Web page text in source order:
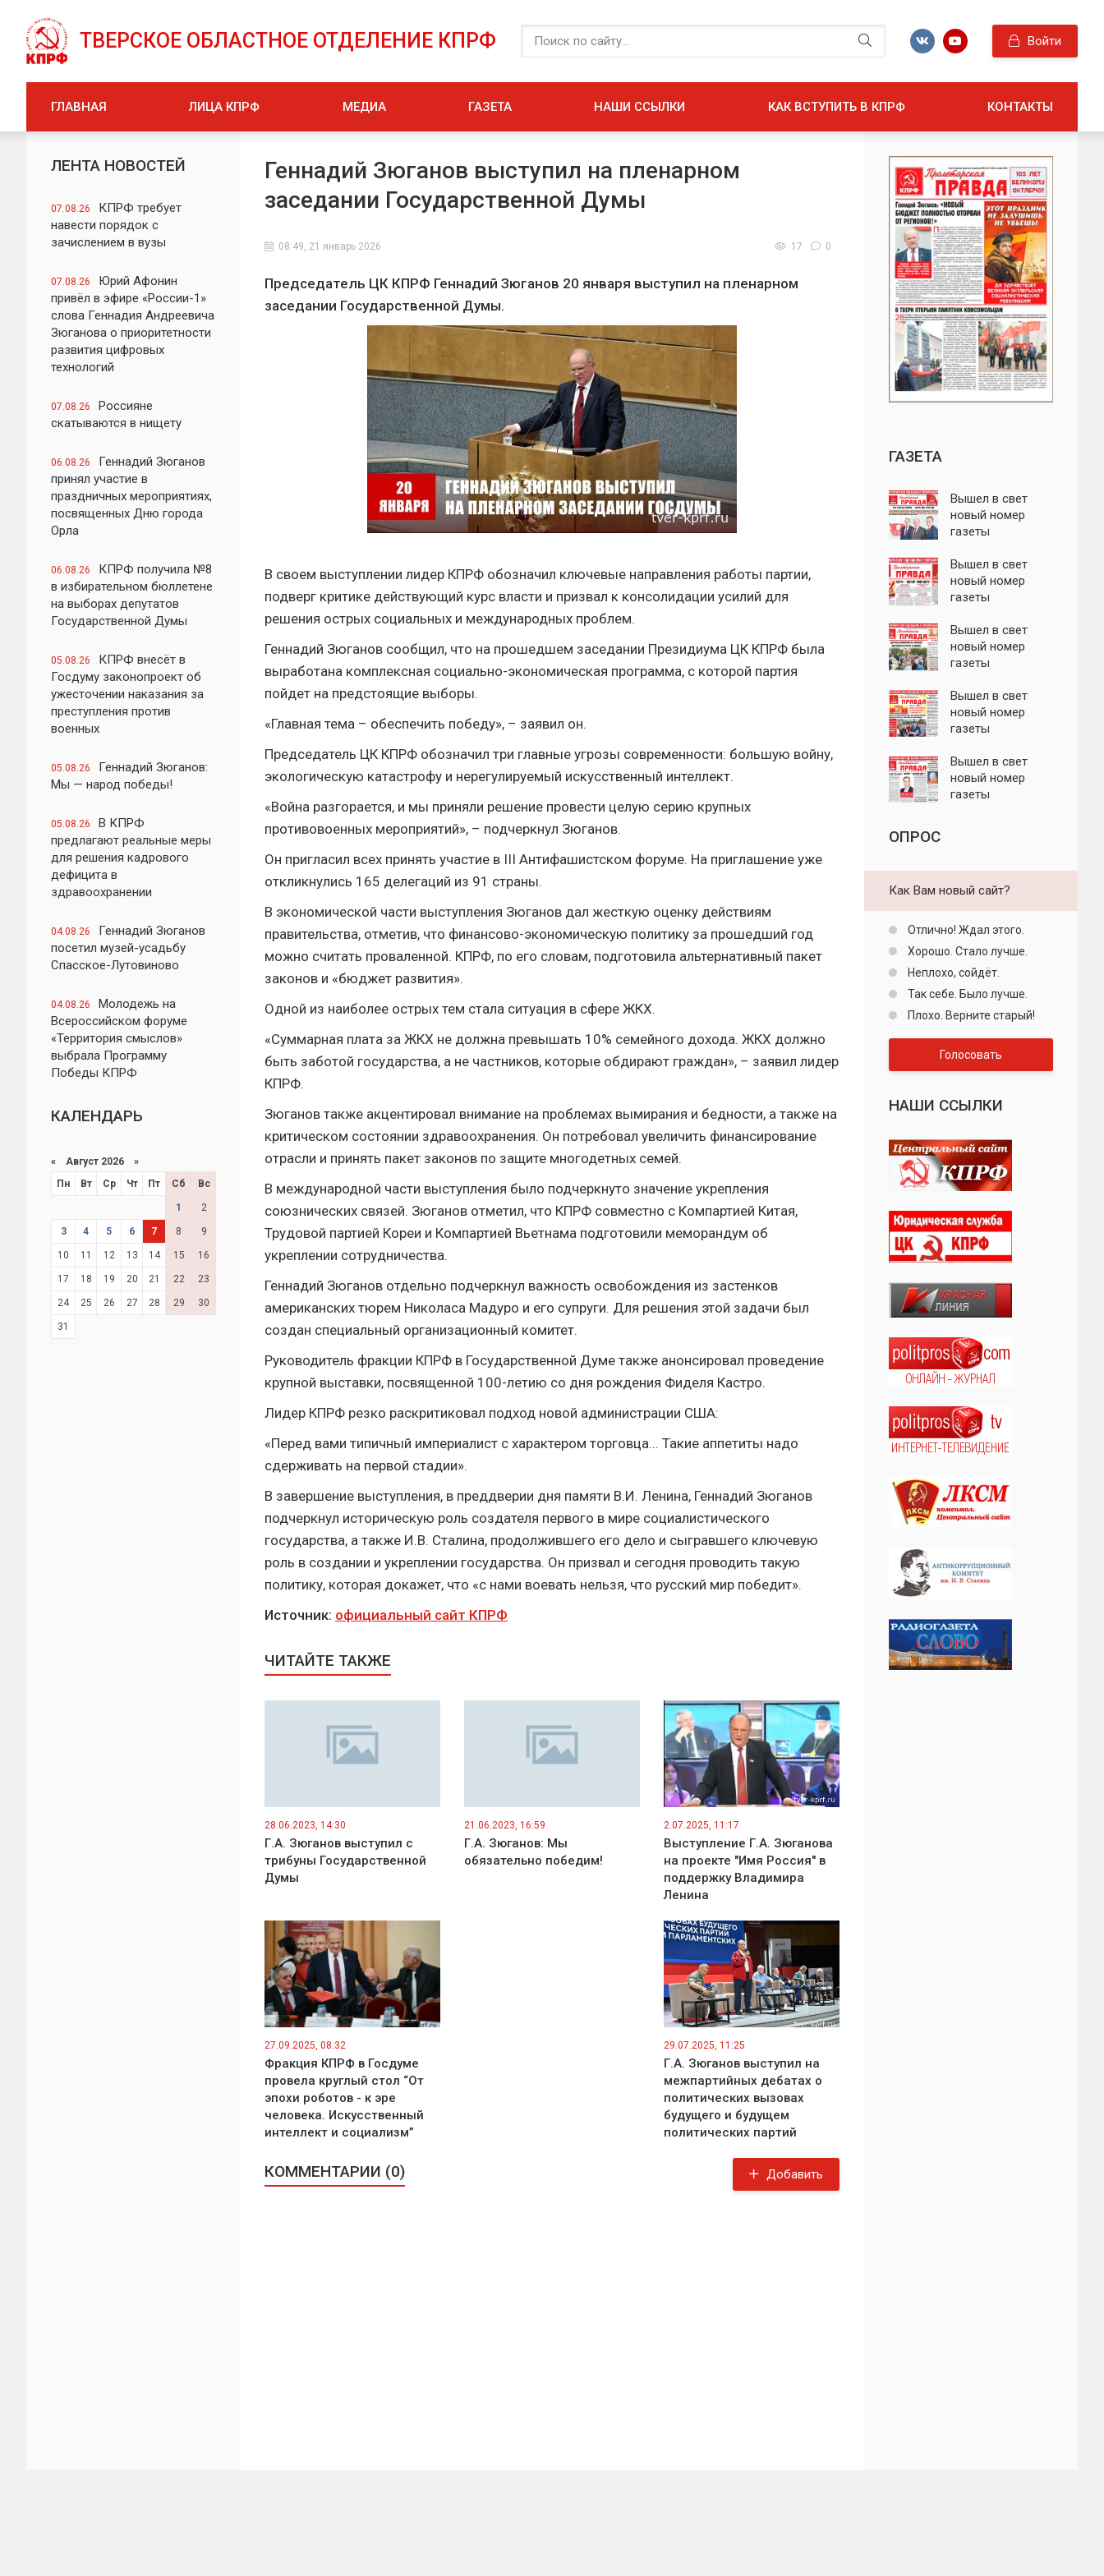
ТВЕРСКОЕ ОБЛАСТНОЕ ОТДЕЛЕНИЕ КПРФ Войти
ГЛАВНАЯ ЛИЦА КПРФ МЕДИА ГАЗЕТА НАШИ ССЫЛКИ КАК ВСТУПИТЬ В КПРФ КОНТАКТЫ
ЛЕНТА НОВОСТЕЙ
07.08.26
КПРФ требует
навести порядок с
зачислением в вузы
07.08.26
Юрий Афонин
привёл в эфире «России-1»
слова Геннадия Андреевича
Зюганова о приоритетности
развития цифровых
технологий
07.08.26
Россияне
скатываются в нищету
06.08.26
Геннадий Зюганов
принял участие в
праздничных мероприятиях,
посвященных Дню города
Орла
06.08.26
КПРФ получила №8
в избирательном бюллетене
на выборах депутатов
Государственной Думы
05.08.26
КПРФ внесёт в
Госдуму законопроект об
ужесточении наказания за
преступления против
военных
05.08.26
Геннадий Зюганов:
Мы — народ победы!
05.08.26
В КПРФ
предлагают реальные меры
для решения кадрового
дефицита в
здравоохранении
04.08.26
Геннадий Зюганов
посетил музей-усадьбу
Спасское-Лутовиново
04.08.26
Молодежь на
Всероссийском форуме
«Территория смыслов»
выбрала Программу
Победы КПРФ
КАЛЕНДАРЬ
« Август 2026 »
Пн
Вт Ср Чт Пт Сб Вс
1 2
3 4 5 6 7 8 9
10 11 12 13 14 15 16
17 18 19 20 21 22 23
24 25 26 27 28 29 30
31
Геннадий Зюганов выступил на пленарном
заседании Государственной Думы
08:49, 21 январь 2026 17 0
Председатель ЦК КПРФ Геннадий Зюганов 20 января выступил на пленарном
заседании Государственной Думы.
В своем выступлении лидер КПРФ обозначил ключевые направления работы партии,
подверг критике действующий курс власти и призвал к консолидации усилий для
решения острых социальных и международных проблем.
Геннадий Зюганов сообщил, что на прошедшем заседании Президиума ЦК КПРФ была
выработана комплексная социально-экономическая программа, с которой партия
пойдет на предстоящие выборы.
«Главная тема – обеспечить победу», – заявил он.
Председатель ЦК КПРФ обозначил три главные угрозы современности: большую войну,
экологическую катастрофу и нерегулируемый искусственный интеллект.
«Война разгорается, и мы приняли решение провести целую серию крупных
противовоенных мероприятий», – подчеркнул Зюганов.
Он пригласил всех принять участие в III Антифашистском форуме. На приглашение уже
откликнулись 165 делегаций из 91 страны.
В экономической части выступления Зюганов дал жесткую оценку действиям
правительства, отметив, что финансово-экономическую политику за прошедший год
можно считать проваленной. КПРФ, по его словам, подготовила альтернативный пакет
законов и «бюджет развития».
Одной из наиболее острых тем стала ситуация в сфере ЖКХ.
«Суммарная плата за ЖКХ не должна превышать 10% семейного дохода. ЖКХ должно
быть заботой государства, а не частников, которые обдирают граждан», – заявил лидер
КПРФ.
Зюганов также акцентировал внимание на проблемах вымирания и бедности, а также на
критическом состоянии здравоохранения. Он потребовал увеличить финансирование
отрасли и принять пакет законов по защите многодетных семей.
В международной части выступления было подчеркнуто значение укрепления
союзнических связей. Зюганов отметил, что КПРФ совместно с Компартией Китая,
Трудовой партией Кореи и Компартией Вьетнама подготовили меморандум об
укреплении сотрудничества.
Геннадий Зюганов отдельно подчеркнул важность освобождения из застенков
американских тюрем Николаса Мадуро и его супруги. Для решения этой задачи был
создан специальный организационный комитет.
Руководитель фракции КПРФ в Государственной Думе также анонсировал проведение
крупной выставки, посвященной 100-летию со дня рождения Фиделя Кастро.
Лидер КПРФ резко раскритиковал подход новой администрации США:
«Перед вами типичный империалист с характером торговца... Такие аппетиты надо
сдерживать на первой стадии».
В завершение выступления, в преддверии дня памяти В.И. Ленина, Геннадий Зюганов
подчеркнул историческую роль создателя первого в мире социалистического
государства, а также И.В. Сталина, продолжившего его дело и сыгравшего ключевую
роль в создании и укреплении государства. Он призвал и сегодня проводить такую
политику, которая докажет, что «с нами воевать нельзя, что русский мир победит».
Источник: официальный сайт КПРФ
ЧИТАЙТЕ ТАКЖЕ
28.06.2023, 14:30
Г.А. Зюганов выступил с
трибуны Государственной
Думы
21.06.2023, 16:59
Г.А. Зюганов: Мы
обязательно победим!
2.07.2025, 11:17
Выступление Г.А. Зюганова
на проекте "Имя Россия" в
поддержку Владимира
Ленина
27.09.2025, 08:32
Фракция КПРФ в Госдуме
провела круглый стол “От
эпохи роботов - к эре
человека. Искусственный
интеллект и социализм”
29.07.2025, 11:25
Г.А. Зюганов выступил на
межпартийных дебатах о
политических вызовах
будущего и будущем
политических партий
КОММЕНТАРИИ (0) Добавить
ГАЗЕТА
Вышел в свет
новый номер
газеты
правда"
Вышел в свет
новый номер
газеты
правда"
Вышел в свет
новый номер
газеты
правда"
Вышел в свет
новый номер
газеты
правда"
Вышел в свет
новый номер
газеты
ОПРОС
Как Вам новый сайт?
Отлично! Ждал этого.
Хорошо. Стало лучше.
Неплохо, сойдёт.
Так себе. Было лучше.
Плохо. Верните старый!
Голосовать
НАШИ ССЫЛКИ